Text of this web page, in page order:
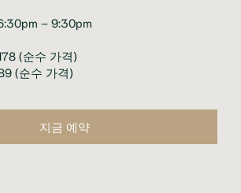
– 9:30pm
(순수 가격)
(순수 가격)
지금 예약